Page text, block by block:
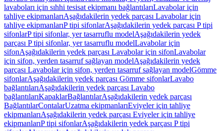
lavaboları için sıhhi tesisat ekipmanı bağlantılarıLavabolar için
tahliye ekipmanlarıAşağıdakilerin yedek parçası Lavabolar için
tahliye ekipmanlarıP tipi sifonlarAşağıdakilerin yedek parçası P tipi
sifonlarP tipi sifonlar, yer tasarruflu modelAşağıdakilerin yedek
parçası P tipi sifonlar, yer tasarruflu modelLavabolar için
sifonAşağıdakilerin yedek parçası Lavabolar için sifonLavabolar
için sifon, yerden tasarruf sağlayan modelAşağıdakilerin yedek
parçası Lavabolar için sifon, yerden tasarruf sağlayan modelGömme
sifonlarAşağıdakilerin yedek parçası Gömme sifonlarLavabo
bağlantılarıAşağıdakilerin yedek parçası Lavabo
bağlantılarıKapaklarBağlantılarAşağıdakilerin yedek parçası
BağlantılarContalarUzatma ekipmanlarıEviyeler için tahliye
ekipmanlarıAşağıdakilerin yedek parçası Eviyeler için tahliye
ekipmanlarıP tipi sifonlarAşağıdakilerin yedek parçası P tipi